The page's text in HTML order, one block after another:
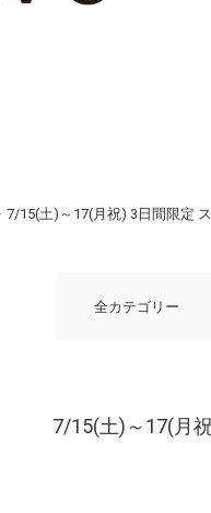
7/15(土)～17(月祝) 3日間限定
全カテゴリー
7/15(土)～17(月